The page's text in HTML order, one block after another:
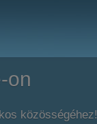
on
közösségéhez!